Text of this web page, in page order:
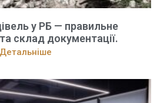
у РБ — правильне
склад документації.
Детальніше